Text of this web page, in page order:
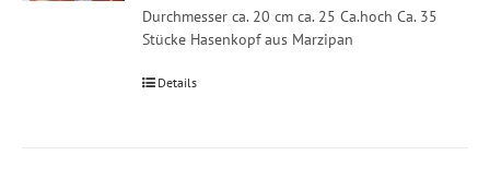
Durchmesser ca. 20 cm ca. 25 Ca.hoch Ca. 35
Stücke Hasenkopf aus Marzipan
Details